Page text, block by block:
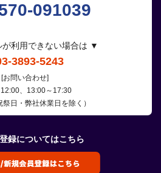
091039
が利用できない場合は ▼
3893-5243
[お問い合わせ]
、13:00～17:30
祭日・弊社休業日を除く）
録についてはこちら